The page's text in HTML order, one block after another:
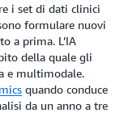
i set di dati clinici
formulare nuovi
a prima. L’IA
della quale gli
e multimodale.
quando conduce
da un anno a tre